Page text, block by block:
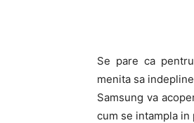
Se pare ca pentru
menita sa
Samsung va
cum se intampla in